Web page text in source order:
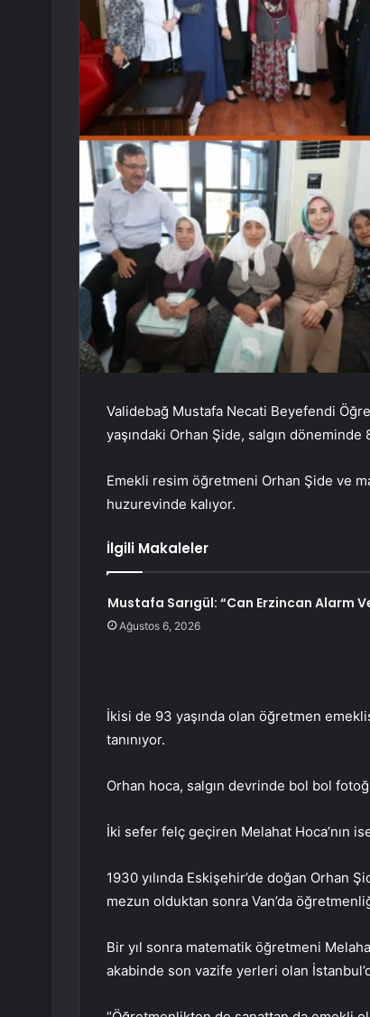
Validebağ Mustafa Necati Beyefendi
yaşındaki Orhan Şide, salgın döneminde
Emekli resim öğretmeni Orhan Şide ve
huzurevinde kalıyor.
İlgili Makaleler
Mustafa Sarıgül: “Can Erzincan Alarm
Ağustos 6, 2026
İkisi de 93 yaşında olan öğretmen
tanınıyor.
Orhan hoca, salgın devrinde bol bol
İki sefer felç geçiren Melahat Hoca’nın
1930 yılında Eskişehir’de doğan Orhan
mezun olduktan sonra Van’da
Bir yıl sonra matematik öğretmeni
akabinde son vazife yerleri olan